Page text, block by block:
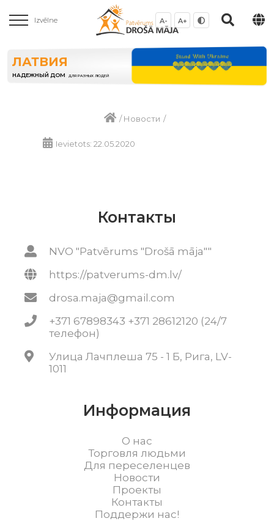
Izvēlne A- A+
ЛАТВИЯ
НАДЕЖНЫЙ ДОМ ДЛЯ РАЗНЫХ ЛЮДЕЙ
/Новости /
Ievietots: 22.05.2020
Контакты
NVO "Patvērums "Drošā māja""
https://patverums-dm.lv/
drosa.maja@gmail.com
+371 67898343 +371 28612120 (24/7
телефон)
Улица Лачплеша 75 - 1 Б, Рига, LV-
1011
Информация
О нас
Торговля людьми
Для переселенцев
Новости
Проекты
Контакты
Поддержи нас!